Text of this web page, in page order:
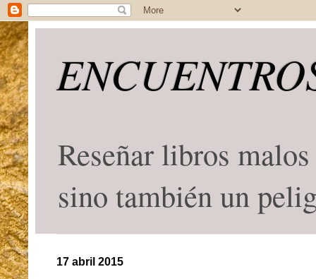
Reseñar libros
sino también un
17 abril 2015